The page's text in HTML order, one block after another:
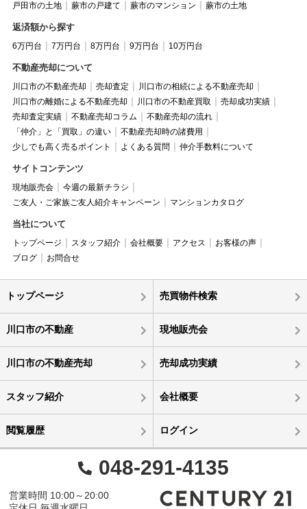
戸田市の土地
蕨市の戸建て 蕨市のマンション 蕨市の土地
返済額から探す
6万円台 7万円台 8万円台 9万円台 10万円台
不動産売却について
川口市の不動産売却 売却査定
川口市の相続による不動産売却
川口市の離婚による不動産売却
川口市の不動産買取
売却成功実績
売却査定実績
不動産売却コラム
不動産売却の流れ
「仲介」と「買取」の違い
不動産売却時の諸費用
少しでも高く売るポイント
よくある質問 仲介手数料について
サイトコンテンツ
現地販売会
今週の最新チラシ
ご友人・ご家族ご友人紹介キャンペーン
マンションカタログ
当社について
トップページ スタッフ紹介 会社概要 アクセス
お客様の声
ブログ
お問合せ
トップページ 売買物件検索
川口市の不動産 現地販売会
川口市の不動産売却 売却成功実績
スタッフ紹介 会社概要
閲覧履歴 ログイン
048-291-4135
営業時間 10:00～20:00